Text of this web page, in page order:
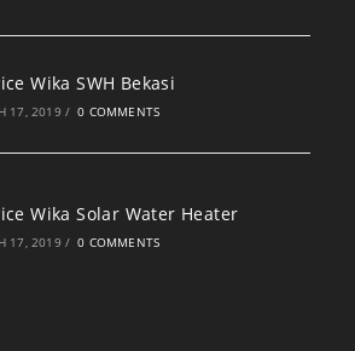
Wika SWH Bekasi
17, 2019 / 0 COMMENTS
Wika Solar Water Heater
17, 2019 / 0 COMMENTS